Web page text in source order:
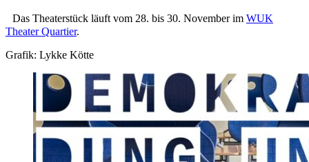
Das Theaterstück läuft vom 28. bis 30. November im WUK
Theater Quartier.
Grafik: Lykke Kötte